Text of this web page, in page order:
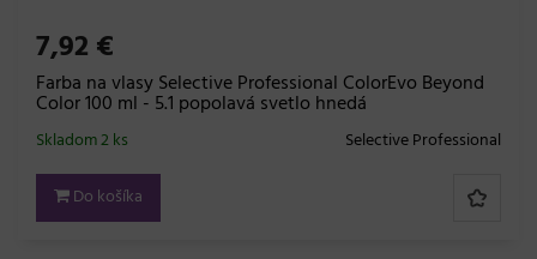
7,92 €
Farba na vlasy Selective Professional ColorEvo Beyond
Color 100 ml - 5.1 popolavá svetlo hnedá
Selective Professional
Skladom 2 ks
Do košíka